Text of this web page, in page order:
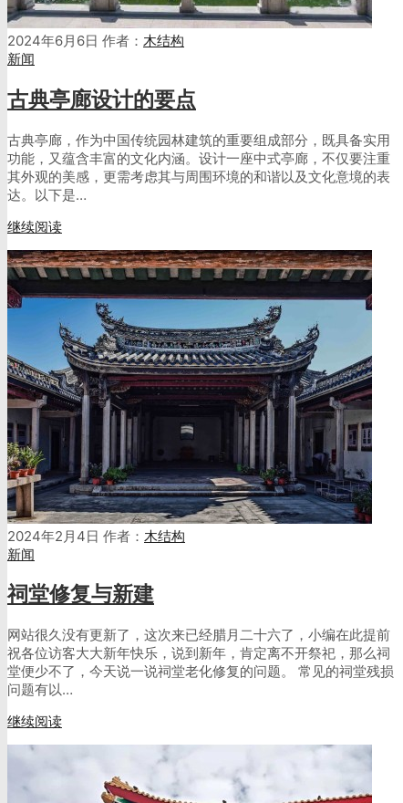
2024年6月6日 作者： 木结构
新闻
古典亭廊设计的要点
古典亭廊，作为中国传统园林建筑的重要组成部分，既具备实用
功能，又蕴含丰富的文化内涵。设计一座中式亭廊，不仅要注重
其外观的美感，更需考虑其与周围环境的和谐以及文化意境的表
达。以下是…
继续阅读
2024年2月4日 作者： 木结构
新闻
祠堂修复与新建
网站很久没有更新了，这次来已经腊月二十六了，小编在此提前
祝各位访客大大新年快乐，说到新年，肯定离不开祭祀，那么祠
堂便少不了，今天说一说祠堂老化修复的问题。 常见的祠堂残损
问题有以…
继续阅读